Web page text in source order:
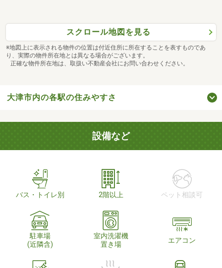
スクロール地図を見る
※地図上に表示される物件の位置は付近住所に所在することを表すものであ
り、実際の物件所在地とは異なる場合がございます。
正確な物件所在地は、取扱い不動産会社にお問い合わせください。
大津市内の各駅の住みやすさ
設備など
バス・トイレ別 2階以上 ペット相談可
駐車場
(近隣含)
室内洗濯機
置き場
エアコン